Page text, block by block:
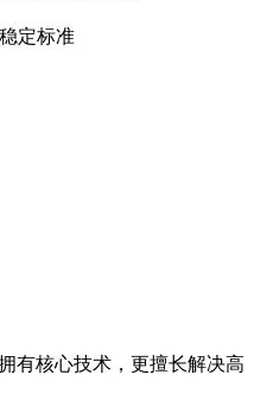
定标准
有核心技术，更擅长解决高